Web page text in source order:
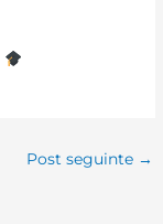
Post seguinte →